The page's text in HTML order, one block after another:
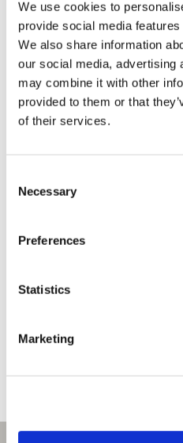
We use cookies to
provide social media
We also share information
our social media, advertising
may combine it with other
provided to them or that
of their services.
Selection
Necessary
Preferences
Statistics
Marketing
CAPCOM×B-SIDE LABELステッ
カー モンスターハンター おう。
カー モンスターハンター ジンオ